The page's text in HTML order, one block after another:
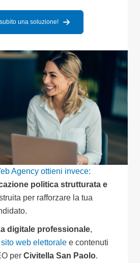
una soluzione!
Agency ottieni invece:
politica strutturata e
per rafforzare la tua
digitale professionale,
sito web elettorale e contenuti
per Civitella San Paolo.